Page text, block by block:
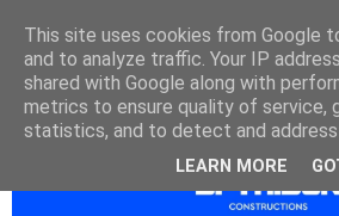
This site uses cookies from Google
and to analyze traffic. Your IP
shared with Google along with
metrics to ensure quality of service,
statistics, and to detect and address
LEARN MORE